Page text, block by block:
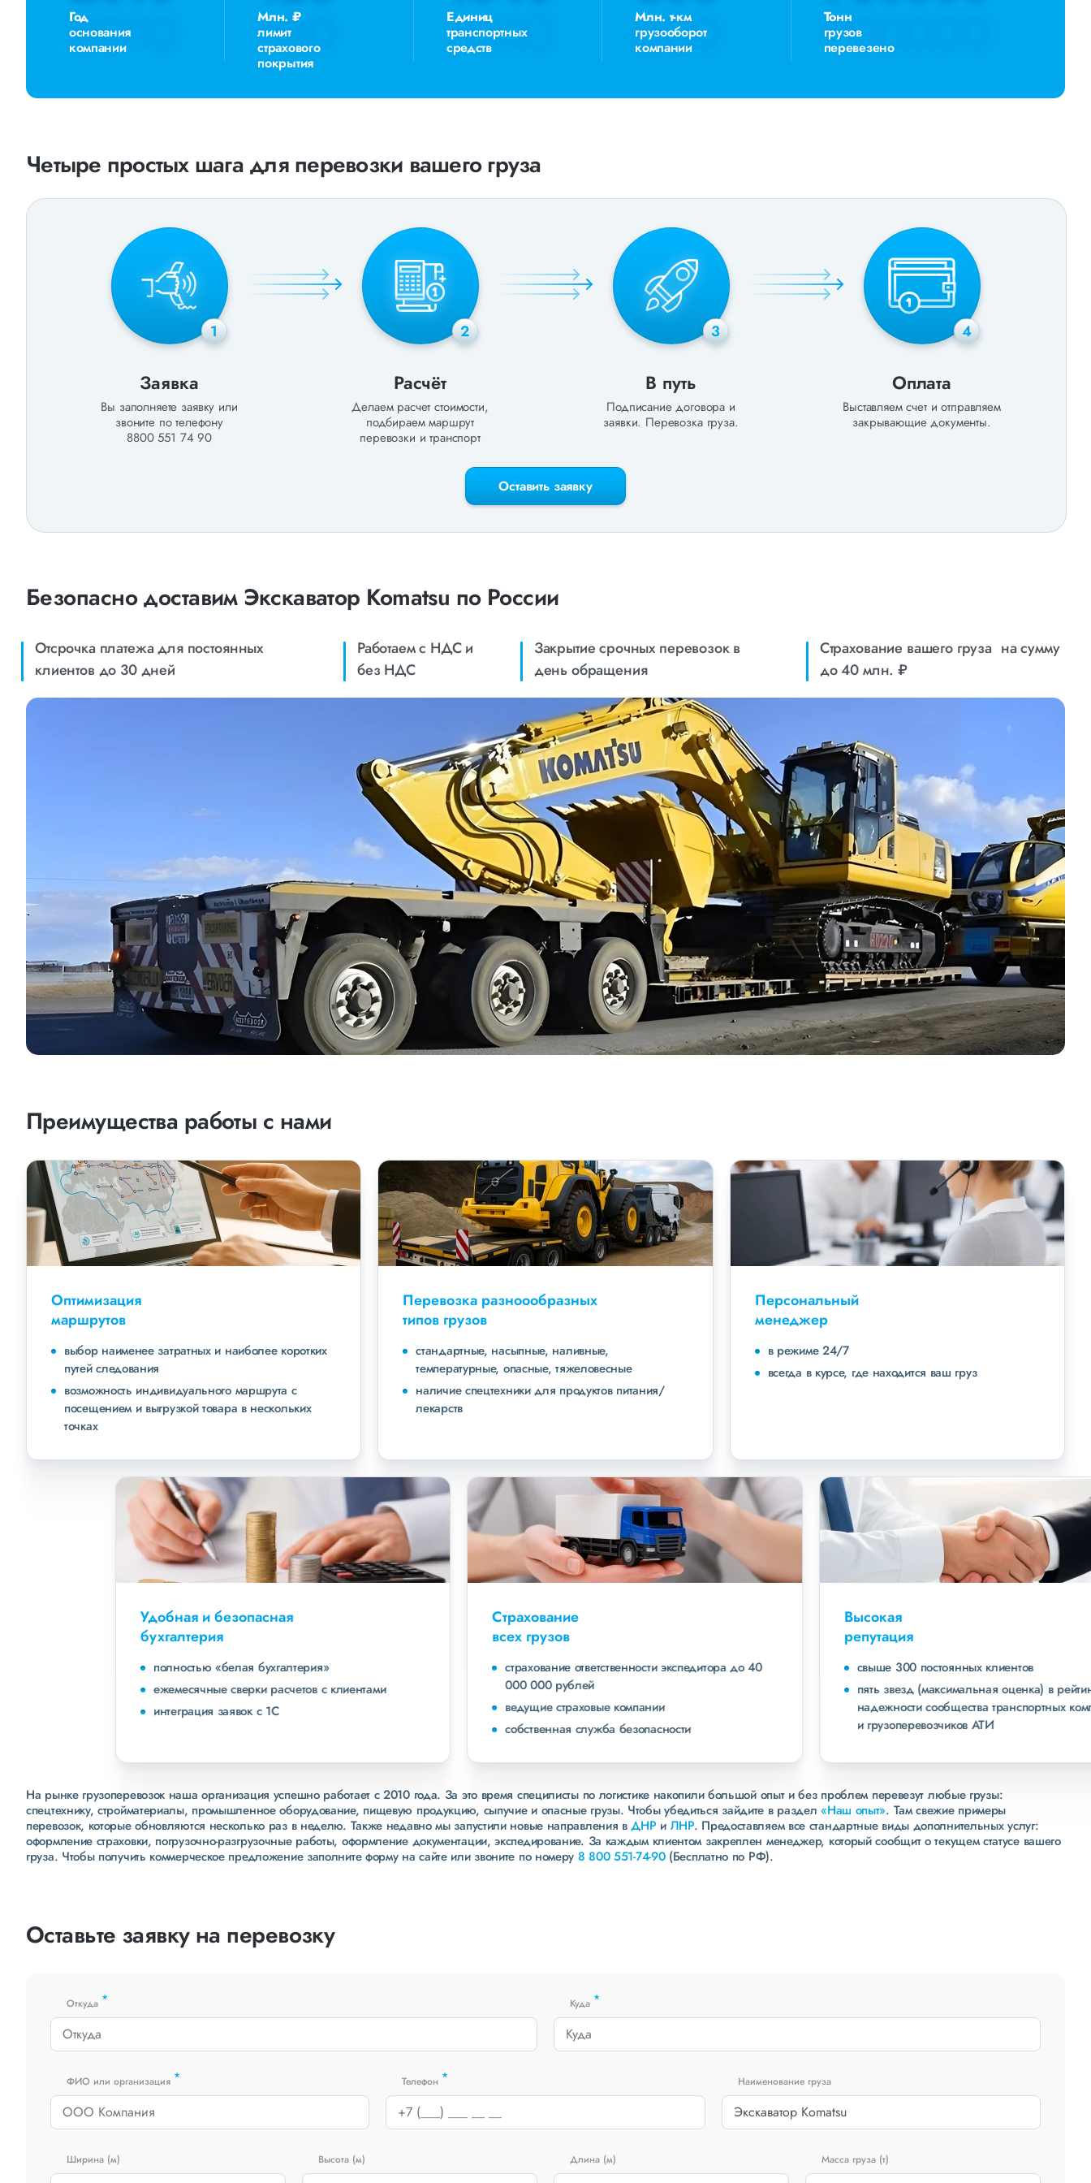
Год
основания
компании
Млн. ₽
лимит
страхового
покрытия
Единиц
транспортных
средств
Млн. т-км
грузооборот
компании
Тонн
грузов
перевезено
Четыре простых шага для перевозки вашего груза
1
Заявка
Вы заполняете заявку или
звоните по телефону
8800 551 74 90
2
Расчёт
Делаем расчет стоимости,
подбираем маршрут
перевозки и транспорт
3
В путь
Подписание договора и
заявки. Перевозка груза.
4
Оплата
Выставляем счет и отправляем
закрывающие документы.
Оставить заявку
Безопасно доставим Экскаватор Komatsu по России
Отсрочка платежа для постоянных
клиентов до 30 дней
Работаем с НДС и
без НДС
Закрытие срочных перевозок в
день обращения
Страхование вашего груза на сумму
до 40 млн. ₽
Преимущества работы с нами
Оптимизация
маршрутов
выбор наименее затратных и наиболее коротких
путей следования
возможность индивидуального маршрута с
посещением и выгрузкой товара в нескольких
точках
Перевозка разноообразных
типов грузов
стандартные, насыпные, наливные,
температурные, опасные, тяжеловесные
наличие спецтехники для продуктов питания/
лекарств
Персональный
менеджер
в режиме 24/7
всегда в курсе, где находится ваш груз
Удобная и безопасная
полностью «белая бухгалтерия»
ежемесячные сверки расчетов с клиентами
интеграция заявок с 1С
страхование ответственности экспедитора до 40
000 000 рублей
ведущие страховые компании
собственная служба безопасности
свыше 300 постоянных клиентов
пять звезд (максимальная оценка) в рейтинге
надежности сообщества транспортных компаний
и грузоперевозчиков АТИ
На рынке грузоперевозок наша организация успешно работает с 2010 года. За это время специлисты по логистике накопили большой опыт и без проблем перевезут любые грузы:
спецтехнику, стройматериалы, промышленное оборудование, пищевую продукцию, сыпучие и опасные грузы. Чтобы убедиться зайдите в раздел«Наш опыт». Там свежие примеры
перевозок, которые обновляются несколько раз в неделю. Также недавно мы запустили новые направления вДНР и ЛНР. Предоставляем все стандартные виды дополнительных услуг:
оформление страховки, погрузочно-разгрузочные работы, оформление документации, экспедирование. За каждым клиентом закреплен менеджер, который сообщит о текущем статусе вашего
груза. Чтобы получить коммерческое предложение заполните форму на сайте или звоните по номеру 8 800 551-74-90(Бесплатно по РФ).
Оставьте заявку на перевозку
Откуда * Куда *
ФИО или организация * Телефон * Наименование груза
Ширина (м) Высота (м) Длина (м) Масса груза (т)